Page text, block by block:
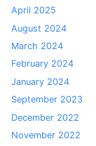
April 2025
August 2024
March 2024
February 2024
January 2024
September 2023
December 2022
November 2022